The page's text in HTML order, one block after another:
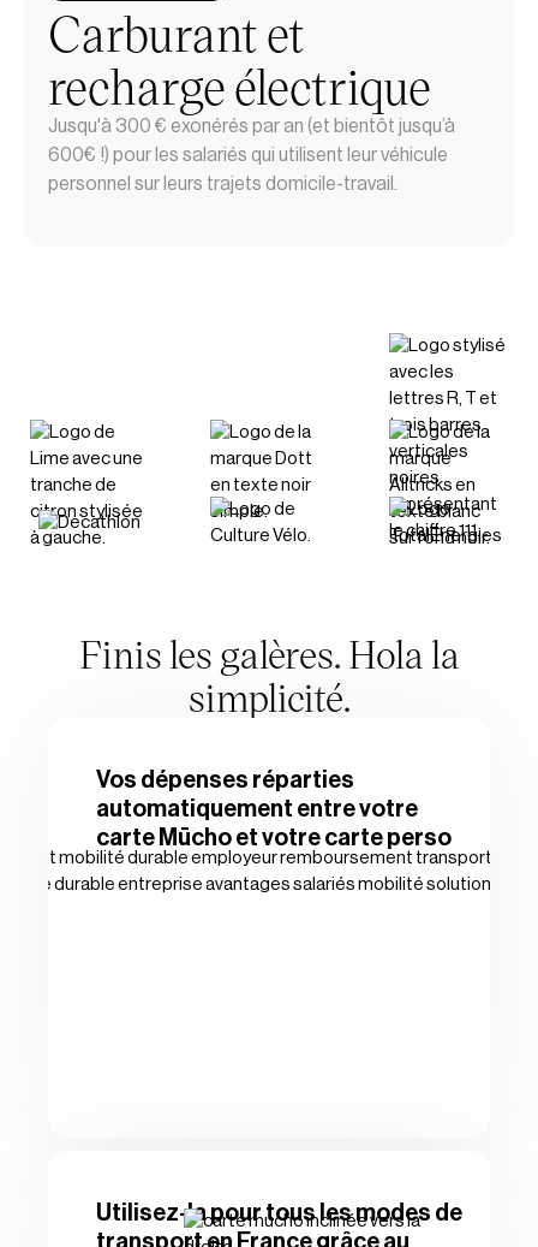
Carburant et
recharge électrique
Jusqu'à 300 € exonérés par an (et bientôt jusqu’à
600€ !) pour les salariés qui utilisent leur véhicule
personnel sur leurs trajets domicile-travail.
Finis les galères. Hola la
simplicité.
Vos dépenses réparties
automatiquement entre votre
carte Mūcho et votre carte perso
Utilisez-la pour tous les modes de
transport en France grâce au